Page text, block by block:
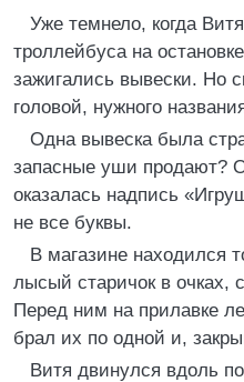
Уже темнело, когда
троллейбуса на
зажигались вывески. Но
головой, нужного
Одна вывеска была
запасные уши продают?
оказалась надпись
не все буквы.
В магазине находился
лысый старичок в очках,
Перед ним на прилавке
брал их по одной и,
Витя двинулся вдоль